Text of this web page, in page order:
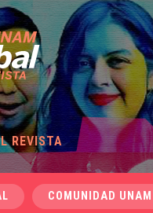
REVISTA
COMUNIDAD UNAM